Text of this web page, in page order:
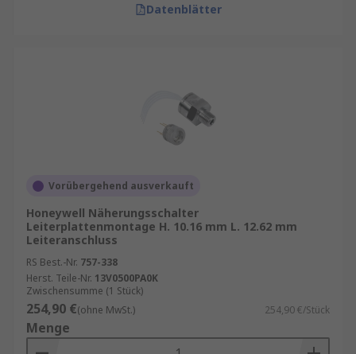
Datenblätter
Vorübergehend ausverkauft
Honeywell Näherungsschalter
Leiterplattenmontage H. 10.16 mm L. 12.62 mm
Leiteranschluss
RS Best.-Nr. 757-338
Herst. Teile-Nr. 13V0500PA0K
Zwischensumme (1 Stück)
254,90 €(ohne MwSt.) 254,90 €/Stück
Menge